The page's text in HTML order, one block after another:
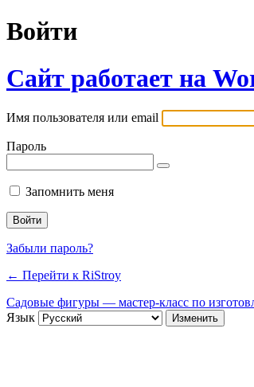
Войти
Сайт работает на
Имя пользователя или email
Пароль
Запомнить меня
Забыли пароль?
← Перейти к RiStroy
Садовые фигуры — мастер-класс по
Язык